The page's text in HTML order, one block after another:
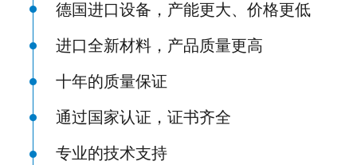
德国进口设备，产能更大、价格更低
进口全新材料，产品质量更高
十年的质量保证
通过国家认证，证书齐全
专业的技术支持